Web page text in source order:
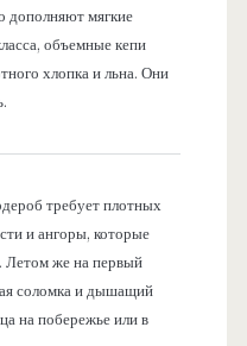
дополняют мягкие
объемные кепи
хлопка и льна. Они
требует плотных
и ангоры, которые
Летом же на первый
соломка и дышащий
на побережье или в